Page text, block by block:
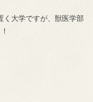
く大学ですが、獣医学部